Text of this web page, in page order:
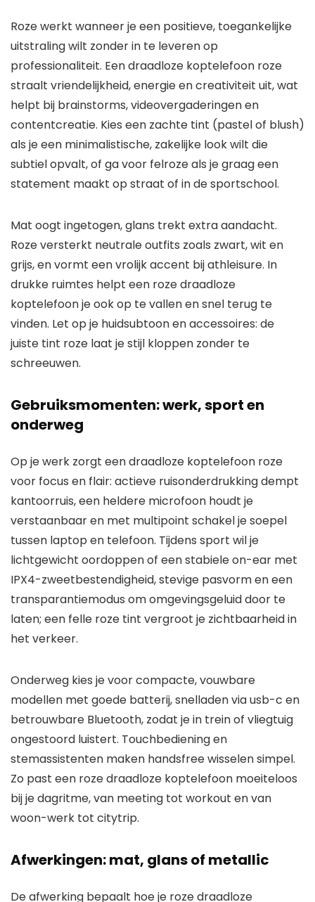
Roze werkt wanneer je een positieve, toegankelijke
uitstraling wilt zonder in te leveren op
professionaliteit. Een draadloze koptelefoon roze
straalt vriendelijkheid, energie en creativiteit uit, wat
helpt bij brainstorms, videovergaderingen en
contentcreatie. Kies een zachte tint (pastel of blush)
als je een minimalistische, zakelijke look wilt die
subtiel opvalt, of ga voor felroze als je graag een
statement maakt op straat of in de sportschool.
Mat oogt ingetogen, glans trekt extra aandacht.
Roze versterkt neutrale outfits zoals zwart, wit en
grijs, en vormt een vrolijk accent bij athleisure. In
drukke ruimtes helpt een roze draadloze
koptelefoon je ook op te vallen en snel terug te
vinden. Let op je huidsubtoon en accessoires: de
juiste tint roze laat je stijl kloppen zonder te
schreeuwen.
Gebruiksmomenten: werk, sport en
onderweg
Op je werk zorgt een draadloze koptelefoon roze
voor focus en flair: actieve ruisonderdrukking dempt
kantoorruis, een heldere microfoon houdt je
verstaanbaar en met multipoint schakel je soepel
tussen laptop en telefoon. Tijdens sport wil je
lichtgewicht oordoppen of een stabiele on-ear met
IPX4-zweetbestendigheid, stevige pasvorm en een
transparantiemodus om omgevingsgeluid door te
laten; een felle roze tint vergroot je zichtbaarheid in
het verkeer.
Onderweg kies je voor compacte, vouwbare
modellen met goede batterij, snelladen via usb-c en
betrouwbare Bluetooth, zodat je in trein of vliegtuig
ongestoord luistert. Touchbediening en
stemassistenten maken handsfree wisselen simpel.
Zo past een roze draadloze koptelefoon moeiteloos
bij je dagritme, van meeting tot workout en van
woon-werk tot citytrip.
Afwerkingen: mat, glans of metallic
De afwerking bepaalt hoe je roze draadloze